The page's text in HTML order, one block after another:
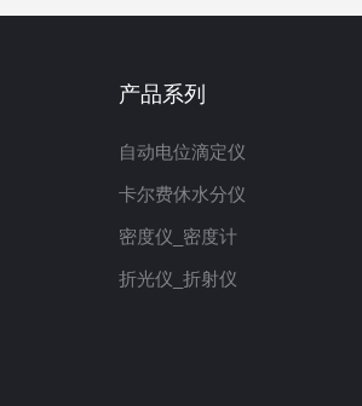
产品系列
自动电位滴定仪
卡尔费休水分仪
密度仪_密度计
折光仪_折射仪